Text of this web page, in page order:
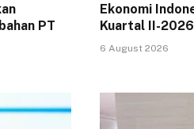
PT
Ekonomi
Kuartal II-
6 August 2026